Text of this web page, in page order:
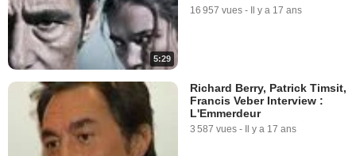
5:29
16 957 vues - Il y a 17 ans
Richard Berry, Patrick Timsit,
Francis Veber Interview :
L'Emmerdeur
3 587 vues - Il y a 17 ans